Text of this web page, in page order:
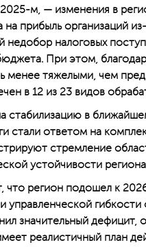
м, — изменения в
прибыль организаций
недобор налоговых
При этом,
менее тяжелыми, чем
в 12 из 23 видов
стабилизацию в
стали ответом на
стремление
устойчивости
что регион подошел к
управленческой
значительный дефицит,
реалистичный план